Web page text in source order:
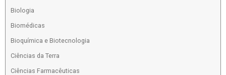
Biologia
Biomédicas
Bioquímica e Biotecnologia
Ciências da Terra
Ciências Farmacêuticas